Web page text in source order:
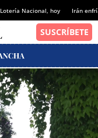
Lotería Nacional, hoy Irán